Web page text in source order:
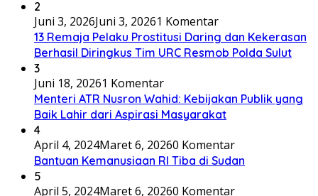
2
Juni 3, 2026Juni 3, 20261 Komentar
13 Remaja Pelaku Prostitusi Daring dan Kekerasan
Berhasil Diringkus Tim URC Resmob Polda Sulut
3
Juni 18, 20261 Komentar
Menteri ATR Nusron Wahid: Kebijakan Publik yang
Baik Lahir dari Aspirasi Masyarakat
4
April 4, 2024Maret 6, 20260 Komentar
Bantuan Kemanusiaan RI Tiba di Sudan
5
April 5, 2024Maret 6, 20260 Komentar